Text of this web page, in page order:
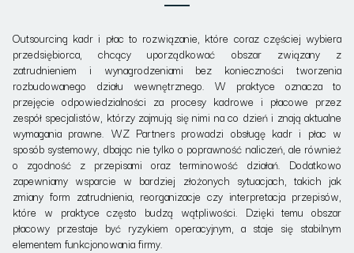
Outsourcing kadr i płac to rozwiązanie, które coraz częściej wybiera
przedsiębiorca, chcący uporządkować obszar związany z
zatrudnieniem i wynagrodzeniami bez konieczności tworzenia
rozbudowanego działu wewnętrznego. W praktyce oznacza to
przejęcie odpowiedzialności za procesy kadrowe i płacowe przez
zespół specjalistów, którzy zajmują się nimi na co dzień i znają aktualne
wymagania prawne. WZ Partners prowadzi obsługę kadr i płac w
sposób systemowy, dbając nie tylko o poprawność naliczeń, ale również
o zgodność z przepisami oraz terminowość działań. Dodatkowo
zapewniamy wsparcie w bardziej złożonych sytuacjach, takich jak
zmiany form zatrudnienia, reorganizacje czy interpretacja przepisów,
które w praktyce często budzą wątpliwości. Dzięki temu obszar
płacowy przestaje być ryzykiem operacyjnym, a staje się stabilnym
elementem funkcjonowania firmy.